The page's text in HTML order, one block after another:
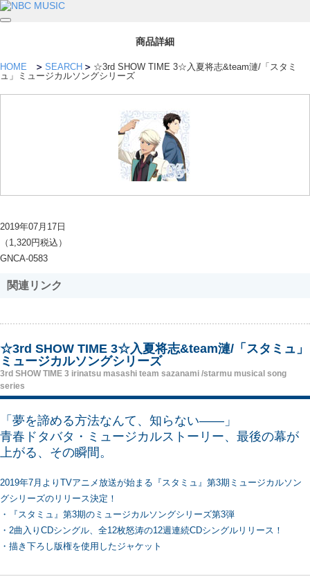
商品詳細
HOME SEARCH
☆3rd SHOW TIME 3☆入夏将志&team漣/「スタミ
ュ」ミュージカルソングシリーズ
2019年07月17日
（1,320円税込）
GNCA-0583
関連リンク
☆3rd SHOW TIME 3☆入夏将志&team漣/「スタミュ」
ミュージカルソングシリーズ
3rd SHOW TIME 3 irinatsu masashi team sazanami /starmu musical song
series
「夢を諦める方法なんて、知らない――」
青春ドタバタ・ミュージカルストーリー、最後の幕が
上がる、その瞬間。
2019年7月よりTVアニメ放送が始まる『スタミュ』第3期ミュージカルソン
グシリーズのリリース決定！
・『スタミュ』第3期のミュージカルソングシリーズ第3弾
・2曲入りCDシングル、全12枚怒涛の12週連続CDシングルリリース！
・描き下ろし版権を使用したジャケット